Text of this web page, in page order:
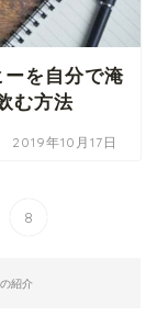
を自分で淹
む方法
2019年10月17日
8
紹介